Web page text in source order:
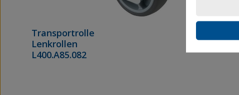
Transportrolle
Lenkrollen
L400.A85.082